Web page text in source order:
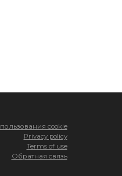
cookie
Privacy policy
Terms of use
Обратная связь